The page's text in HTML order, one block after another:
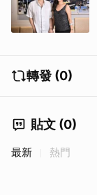
轉發 (0)
貼文 (0)
最新 熱門